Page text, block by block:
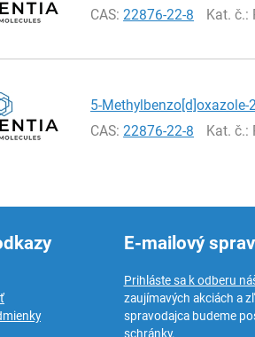
CAS:22876-22-8 Kat. č.:
5-
CAS:22876-22-8 Kat. č.:
E-mailový
Prihláste sa k odberu
zaujímavých akciách a
spravodajca budeme
schránky.